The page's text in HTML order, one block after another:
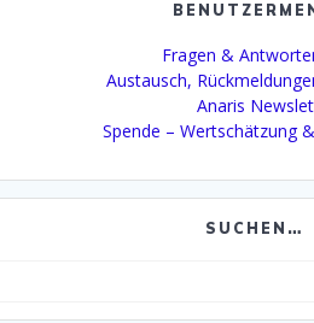
Fragen &
Austausch,
Anaris
Spende – Wertschätzung
SUCHEN…